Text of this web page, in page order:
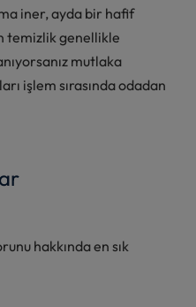
iner, ayda bir hafif
temizlik genellikle
mutlaka
işlem sırasında odadan
hakkında en sık